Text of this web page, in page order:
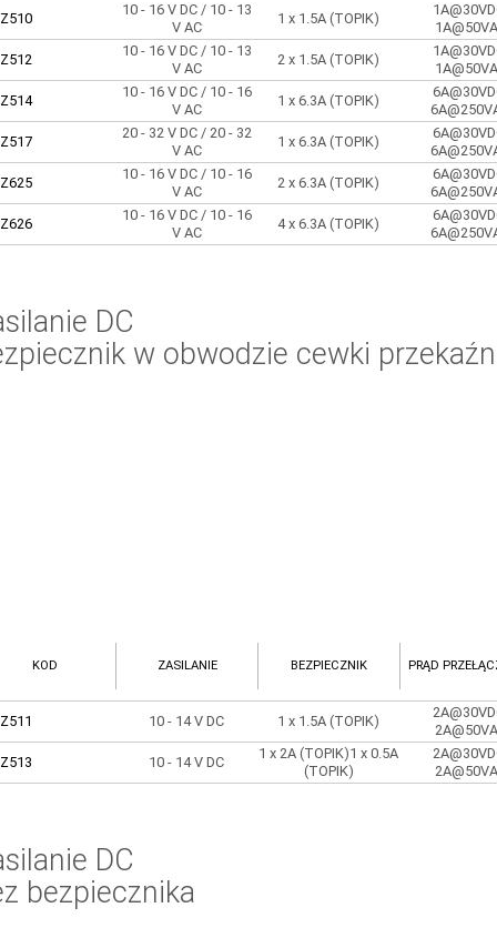
10 - 16 V DC / 10 - 13
V AC
1 x 1.5A (TOPIK)
10 - 16 V DC / 10 - 13
V AC
2 x 1.5A (TOPIK)
10 - 16 V DC / 10 - 16
V AC
1 x 6.3A (TOPIK)
20 - 32 V DC / 20 - 32
V AC
1 x 6.3A (TOPIK)
10 - 16 V DC / 10 - 16
V AC
2 x 6.3A (TOPIK)
10 - 16 V DC / 10 - 16
V AC
4 x 6.3A (TOPIK)
DC
w obwodzie cewki
KOD ZASILANIE BEZPIECZNIK PRĄD
10 - 14 V DC 1 x 1.5A (TOPIK)
10 - 14 V DC
1 x 2A (TOPIK)1 x 0.5A
(TOPIK)
DC
bezpiecznika